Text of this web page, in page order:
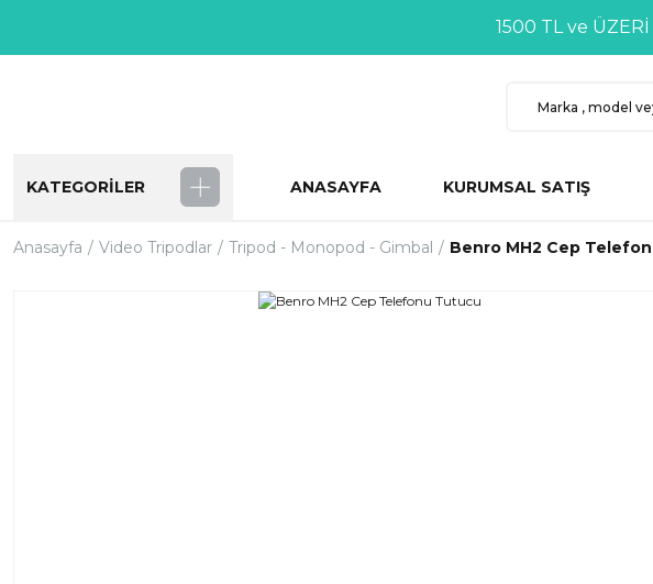
1500 TL ve
KATEGORİLER ANASAYFA KURUMSAL SATIŞ
Anasayfa Video Tripodlar Tripod - Monopod - Gimbal Benro MH2 Cep